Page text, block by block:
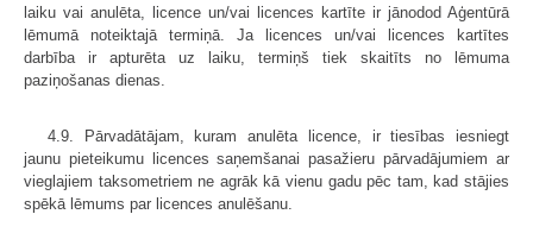
laiku vai anulēta, licence un/vai licences kartīte ir jānodod Aģentūrā
lēmumā noteiktajā termiņā. Ja licences un/vai licences kartītes
darbība ir apturēta uz laiku, termiņš tiek skaitīts no lēmuma
paziņošanas dienas.
4.9. Pārvadātājam, kuram anulēta licence, ir tiesības iesniegt
jaunu pieteikumu licences saņemšanai pasažieru pārvadājumiem ar
vieglajiem taksometriem ne agrāk kā vienu gadu pēc tam, kad stājies
spēkā lēmums par licences anulēšanu.